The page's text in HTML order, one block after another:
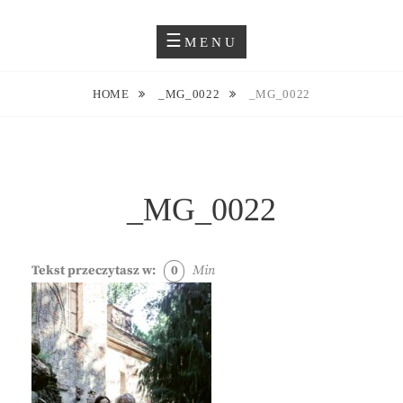
JUSTYNA EWA GROCHOWSKA
MENU
HOME _MG_0022 _MG_0022
_MG_0022
Tekst przeczytasz w: 0 Min